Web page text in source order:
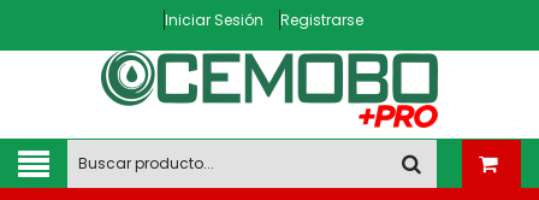
Iniciar Sesión Registrarse